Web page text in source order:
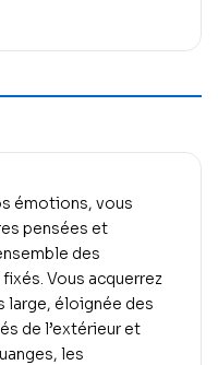
émotions, vous
pensées et
des
Vous acquerrez
large, éloignée des
de l’extérieur et
les